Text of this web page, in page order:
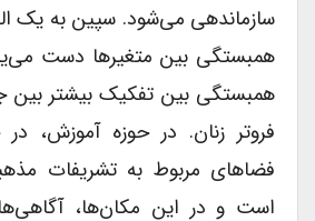
سازماندهی می‌شود. سپین به یک
همبستگی بین متغیرها دست
همبستگی بین تفکیک بیشتر بین
فروتر زنان. در حوزه آموزش، در
فضاهای مربوط به تشریفات
است و در این مکان‌ها،